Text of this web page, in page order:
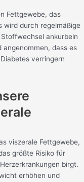
Fettgewebe, das
wird durch regelmäßige
ankurbeln
angenommen, dass es
verringern
viszerale Fettgewebe,
größte Risiko für
birgt.
erhöhen und